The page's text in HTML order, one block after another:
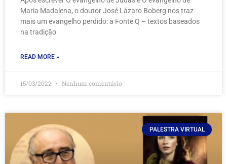
Maria Madalena, o doutor José Lázaro Boberg nos traz
mais um evangelho perdido: a Fonte Q – textos baseados
na tradição
READ MORE »
15/03/2022 Nenhum comentário
PALESTRA VIRTUAL